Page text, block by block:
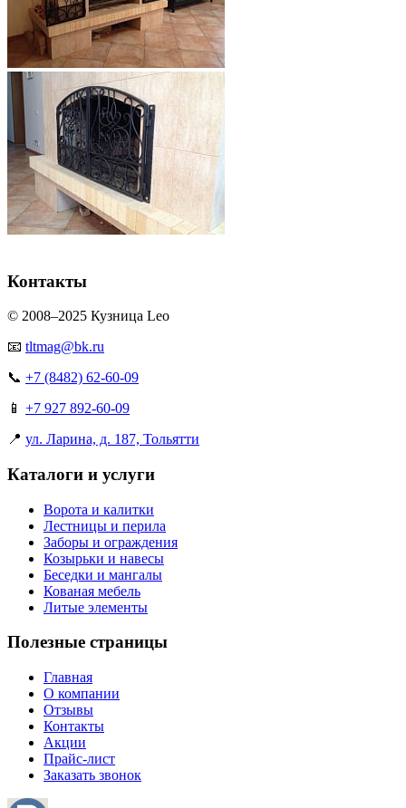
Контакты
© 2008–2025 Кузница Leo
📧 tltmag@bk.ru
📞 +7 (8482) 62-60-09
📱 +7 927 892-60-09
📍 ул. Ларина, д. 187, Тольятти
Каталоги и услуги
Ворота и калитки
Лестницы и перила
Заборы и ограждения
Козырьки и навесы
Беседки и мангалы
Кованая мебель
Литые элементы
Полезные страницы
Главная
О компании
Отзывы
Контакты
Акции
Прайс-лист
Заказать звонок